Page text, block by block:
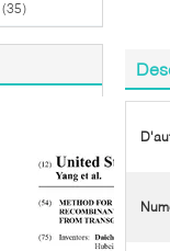
(35)